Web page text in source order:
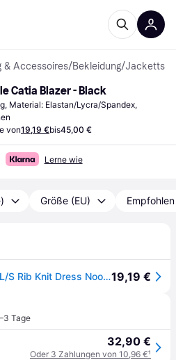
& Accessoires/Bekleidung/Jacketts
Catia Blazer - Black
Material: Elastan/Lycra/Spandex,
von19,19 €bis45,00 €
Lerne wie
Größe (EU) Empfohlen
JDY Damen Objfae Thess L/S Rib Knit Dress Noos, Schwarz, XS19,19 €
Tage
32,90 €
Oder 3 Zahlungen von 10,96 €¹